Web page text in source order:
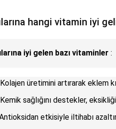
hangi vitamin iyi
iyi gelen bazı vitaminler :
üretimini artırarak eklem
sağlığını destekler,
etkisiyle iltihabı